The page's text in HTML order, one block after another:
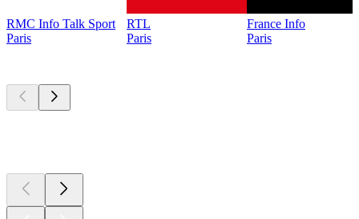
RMC Info Talk Sport
Paris
RTL
Paris
France Info
Paris